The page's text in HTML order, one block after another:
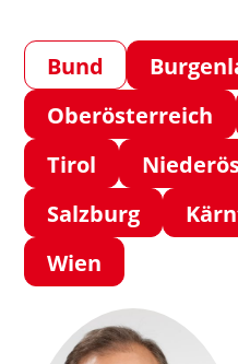
Bund
Oberösterreich
Tirol
Salzburg
Wien